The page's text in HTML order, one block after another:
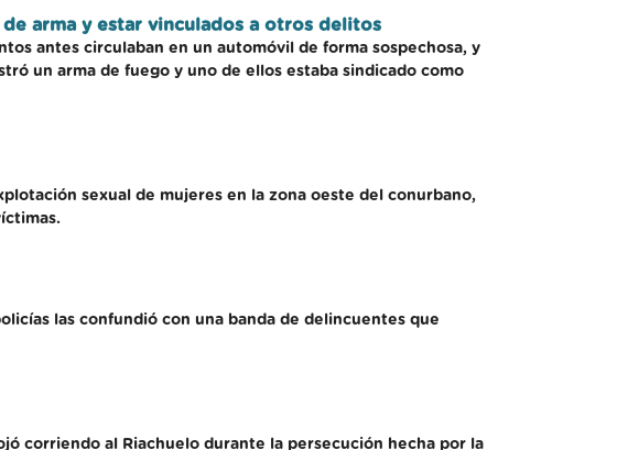
arma y estar vinculados a otros delitos
antes circulaban en un automóvil de forma sospechosa, y
un arma de fuego y uno de ellos estaba sindicado como
sexual de mujeres en la zona oeste del conurbano,
las confundió con una banda de delincuentes que
corriendo al Riachuelo durante la persecución hecha por la